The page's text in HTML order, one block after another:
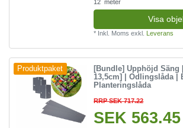
12 meter
Visa
* Inkl. Moms exkl. Leverans
Produktpaket
[Bundle] Upphöjd Säng
13,5cm] | Odlingslåda |
Planteringslåda
RRP SEK 717.22
SEK